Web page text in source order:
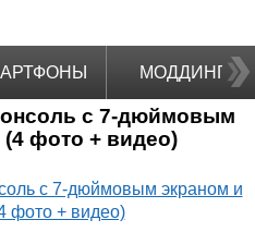
МОДДИНГ
с 7-дюймовым
фото + видео)